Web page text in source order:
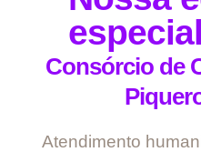
Consórcio de
Atendimento